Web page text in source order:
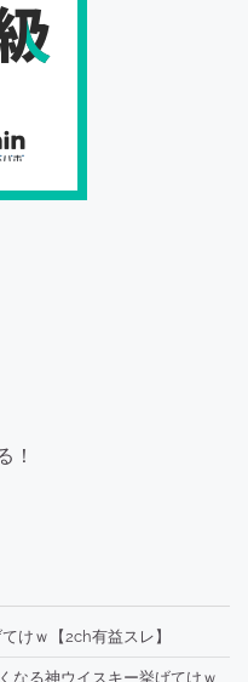
！
けｗ【2ch有益スレ】
なる神ウイスキー挙げてけｗ